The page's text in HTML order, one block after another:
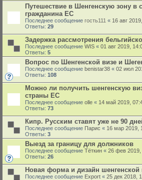
Путешествие в Шенгенскую зону в
гражданина ЕС
Последнее сообщение гость111 « 16 авг
Ответы: 29
Задержка рассмотрения
Последнее сообщение WIS « 01 авг 2019,
Ответы: 5
Вопрос по Шенгенской визе и
Последнее сообщение benistar38 « 02 июл
Ответы: 108
Можно ли получить шенгенскую
страны ЕС
Последнее сообщение olle « 14 май 2019,
Ответы: 73
Кипр. Русским ставят уже не 90
Последнее сообщение Парис « 16 мар 2019,
Ответы: 3
Выезд за границу для должников
Последнее сообщение Тёткин « 26 фев 2019,
Ответы: 26
Новая форма и дизайн шенгенской
Последнее сообщение Export « 25 дек 2018,